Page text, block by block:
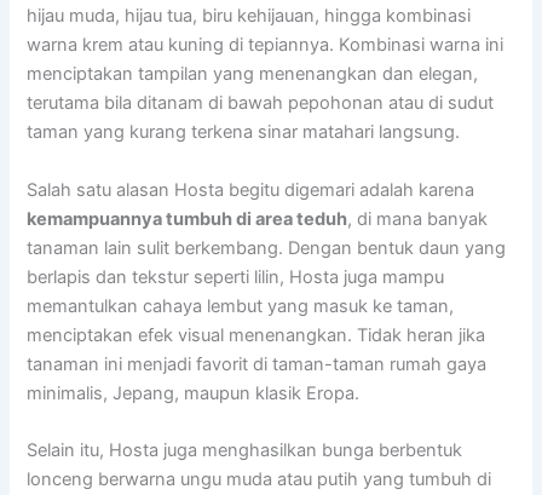
hijau muda, hijau tua, biru kehijauan, hingga kombinasi
warna krem atau kuning di tepiannya. Kombinasi warna ini
menciptakan tampilan yang menenangkan dan elegan,
terutama bila ditanam di bawah pepohonan atau di sudut
taman yang kurang terkena sinar matahari langsung.
Salah satu alasan Hosta begitu digemari adalah karena
kemampuannya tumbuh di area teduh, di mana banyak
tanaman lain sulit berkembang. Dengan bentuk daun yang
berlapis dan tekstur seperti lilin, Hosta juga mampu
memantulkan cahaya lembut yang masuk ke taman,
menciptakan efek visual menenangkan. Tidak heran jika
tanaman ini menjadi favorit di taman-taman rumah gaya
minimalis, Jepang, maupun klasik Eropa.
Selain itu, Hosta juga menghasilkan bunga berbentuk
lonceng berwarna ungu muda atau putih yang tumbuh di